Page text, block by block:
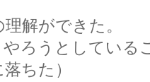
解ができた。
やろうとしている
ちた）